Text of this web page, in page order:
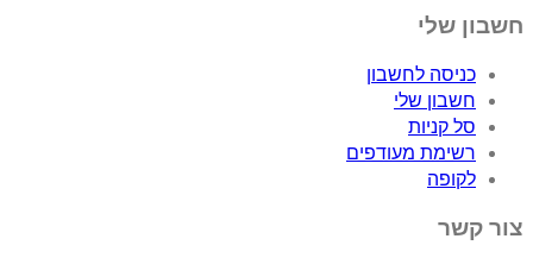
חשבון שלי
כניסה לחשבון
חשבון שלי
סל קניות
רשימת מעודפים
לקופה
צור קשר